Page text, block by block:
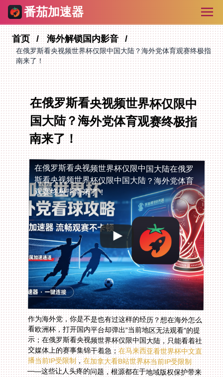
番茄加速器
首页 海外解锁国内影音
在俄罗斯看央视频世界杯仅限中国大陆？海外党体育观赛终极指
南来了！
在俄罗斯看央视频世界杯仅限中
国大陆？海外党体育观赛终极指
南来了！
在俄罗斯看央视频世界杯仅限中国大陆在俄罗
斯看央视频世界杯仅限中国大陆？海外党体育
观赛终极指南来了！
作为海外党，你是不是也有过这样的经历？想在海外怎么
看欧洲杯，打开国内平台却弹出“当前地区无法观看”的提
示；在俄罗斯看央视频世界杯仅限中国大陆，只能看着社
交媒体上的赛事集锦干着急；在马来西亚看世界杯中文直
播当前IP受限制，在加拿大看B站世界杯当前IP受限制
——这些让人头疼的问题，根源都在于地域版权保护带来
的IP检测机制。别担心，这篇指南会带你找到破解限制的
关键，让你轻松同步国内体育赛事和电视节目，享受熟悉